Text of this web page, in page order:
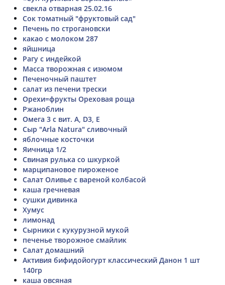
свекла отварная 25.02.16
Сок томатный "фруктовый сад"
Печень по строгановски
какао с молоком 287
яйшница
Рагу с индейкой
Масса творожная с изюмом
Печеночный паштет
салат из печени трески
Орехи=фрукты Ореховая роща
Ржаноблин
Омега 3 с вит. А, D3, Е
Сыр "Arla Natura" сливочный
яблочные косточки
Яичница 1/2
Свиная рулька со шкуркой
марципановое пироженое
Салат Оливье с вареной колбасой
каша гречневая
сушки дивинка
Хумус
лимонад
Сырники с кукурузной мукой
печенье творожное смайлик
Салат домашний
Активия бифидойогурт классический Данон 1 шт
140гр
каша овсяная